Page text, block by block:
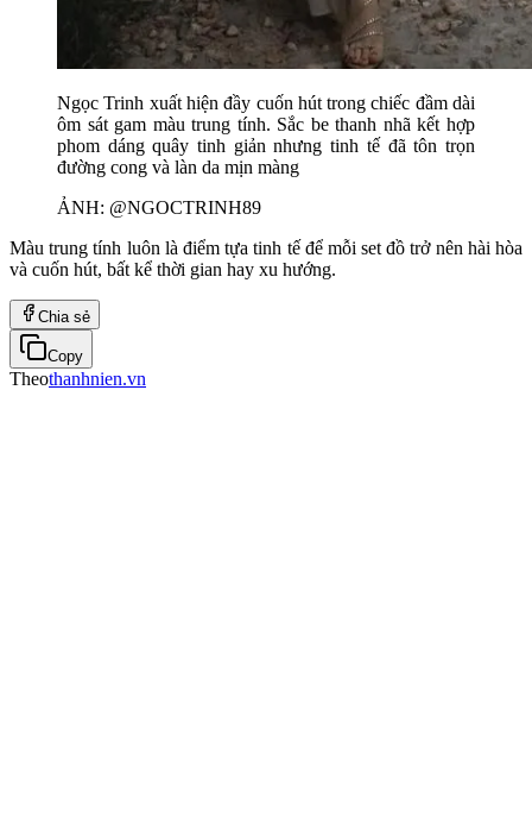
Ngọc Trinh xuất hiện đầy cuốn hút trong chiếc đầm dài
ôm sát gam màu trung tính. Sắc be thanh nhã kết hợp
phom dáng quây tinh giản nhưng tinh tế đã tôn trọn
đường cong và làn da mịn màng
ẢNH: @NGOCTRINH89
Màu trung tính luôn là điểm tựa tinh tế để mỗi set đồ trở nên hài hòa
và cuốn hút, bất kể thời gian hay xu hướng.
Chia sẻ
Copy
Theothanhnien.vn